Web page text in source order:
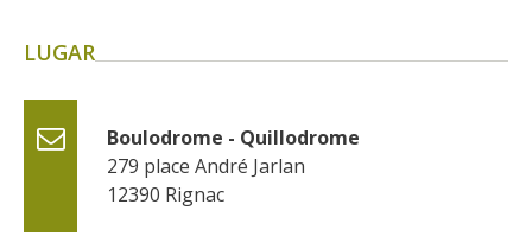
Recetas y productos locales
Pasear en menos
de cien
kilómetros
Los más bonitos pueblos en
LUGAR
Boulodrome - Quillodrome
279 place André Jarlan
12390 Rignac